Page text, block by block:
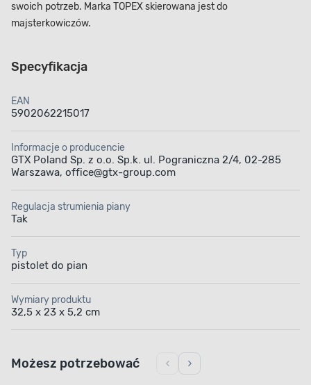
swoich potrzeb. Marka TOPEX skierowana jest do
majsterkowiczów.
Specyfikacja
EAN
5902062215017
Informacje o producencie
GTX Poland Sp. z o.o. Sp.k. ul. Pograniczna 2/4, 02-285
Warszawa, office@gtx-group.com
Regulacja strumienia piany
Tak
Typ
pistolet do pian
Wymiary produktu
32,5 x 23 x 5,2 cm
Możesz potrzebować